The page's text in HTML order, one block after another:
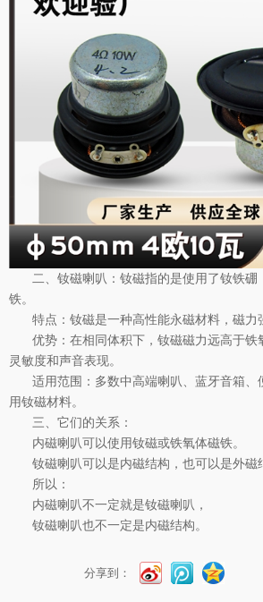
二、钕磁喇叭：钕磁指的是使用了钕铁硼
铁。
特点：钕磁是一种高性能永磁材料，磁力
优势：在相同体积下，钕磁磁力远高于铁
灵敏度和声音表现。
适用范围：多数中高端喇叭、蓝牙音箱、
用钕磁材料。
三、它们的关系：
内磁喇叭可以使用钕磁或铁氧体磁铁。
钕磁喇叭可以是内磁结构，也可以是外磁
所以：
内磁喇叭不一定就是钕磁喇叭，
钕磁喇叭也不一定是内磁结构。
分享到：